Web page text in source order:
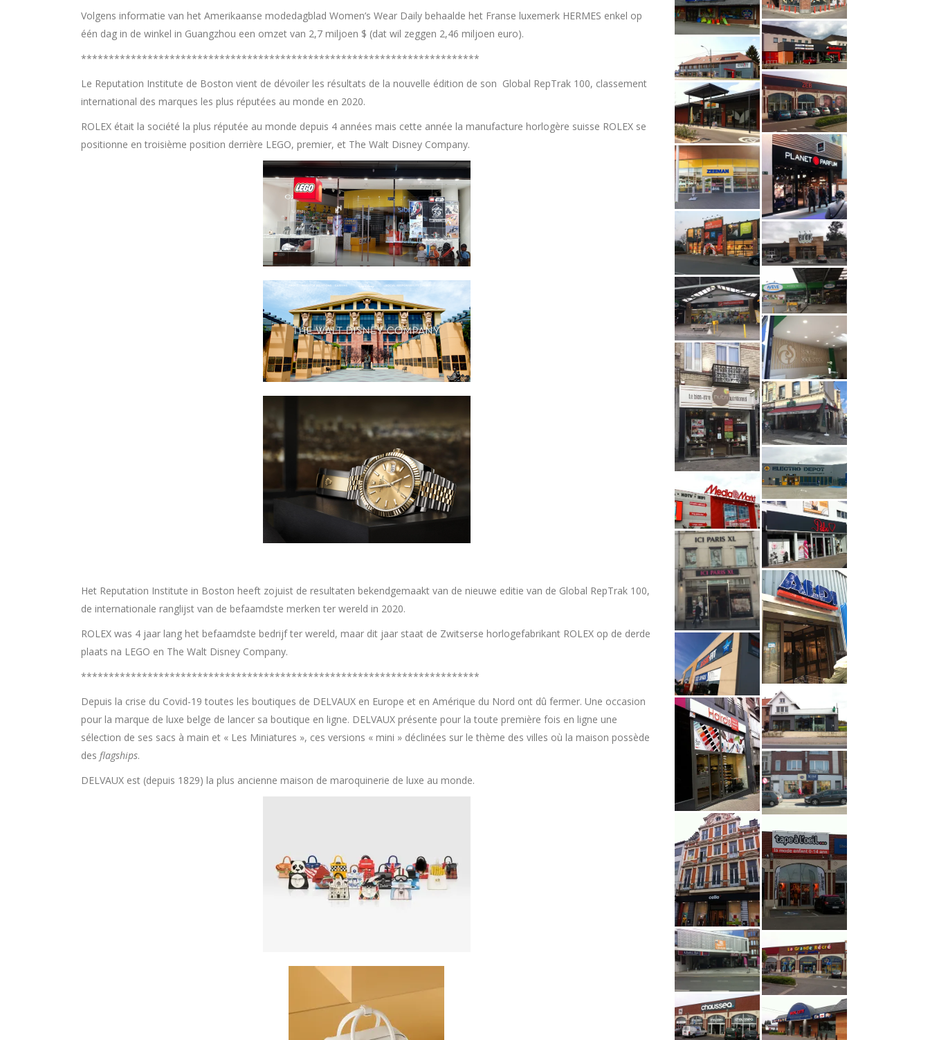
Volgens informatie van het Amerikaanse modedagblad Women’s Wear Daily behaalde het Franse luxemerk HERMES enkel op
één dag in de winkel in Guangzhou een omzet van 2,7 miljoen $ (dat wil zeggen 2,46 miljoen euro).
************************************************************************
Le Reputation Institute de Boston vient de dévoiler les résultats de la nouvelle édition de son Global RepTrak 100, classement
international des marques les plus réputées au monde en 2020.
ROLEX était la société la plus réputée au monde depuis 4 années mais cette année la manufacture horlogère suisse ROLEX se
positionne en troisième position derrière LEGO, premier, et The Walt Disney Company.
Het Reputation Institute in Boston heeft zojuist de resultaten bekendgemaakt van de nieuwe editie van de Global RepTrak 100,
de internationale ranglijst van de befaamdste merken ter wereld in 2020.
ROLEX was 4 jaar lang het befaamdste bedrijf ter wereld, maar dit jaar staat de Zwitserse horlogefabrikant ROLEX op de derde
plaats na LEGO en The Walt Disney Company.
************************************************************************
Depuis la crise du Covid-19 toutes les boutiques de DELVAUX en Europe et en Amérique du Nord ont dû fermer. Une occasion
pour la marque de luxe belge de lancer sa boutique en ligne. DELVAUX présente pour la toute première fois en ligne une
sélection de ses sacs à main et « Les Miniatures », ces versions « mini » déclinées sur le thème des villes où la maison possède
des flagships.
DELVAUX est (depuis 1829) la plus ancienne maison de maroquinerie de luxe au monde.